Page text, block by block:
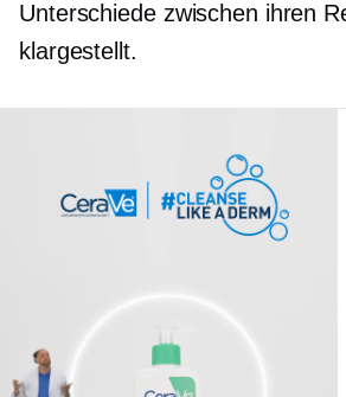
Unterschiede zwischen ihren
klargestellt.